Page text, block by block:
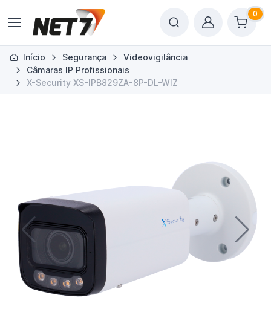
0
Início Segurança
Videovigilância
Câmaras IP Profissionais
X-Security XS-IPB829ZA-8P-DL-WIZ